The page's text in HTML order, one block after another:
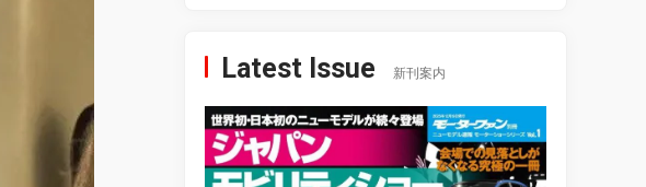
Latest Issue 新刊案内